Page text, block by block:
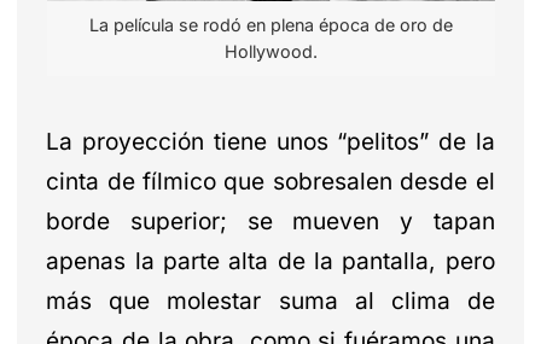
La película se rodó en plena época de oro de
Hollywood.
La proyección tiene unos “pelitos” de la
cinta de fílmico que sobresalen desde el
borde superior; se mueven y tapan
apenas la parte alta de la pantalla, pero
más que molestar suma al clima de